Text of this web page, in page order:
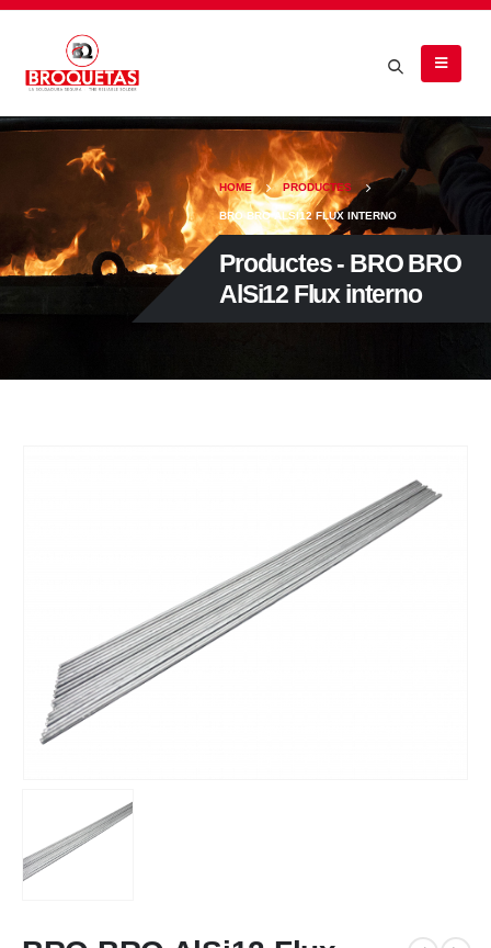
HOME PRODUCTES
BRO BRO ALSI12 FLUX INTERNO
Productes - BRO BRO
AlSi12 Flux interno